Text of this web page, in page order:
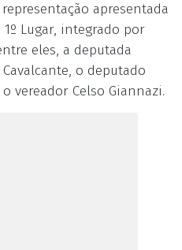
apresentada
Lugar, integrado por
eles, a deputada
o deputado
vereador Celso Giannazi.